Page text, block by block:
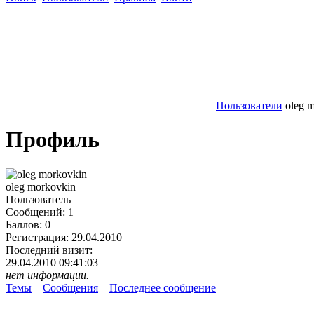
Пользователи oleg
Профиль
oleg morkovkin
Пользователь
Сообщений: 1
Баллов: 0
Регистрация: 29.04.2010
Последний визит:
29.04.2010 09:41:03
нет информации.
Темы
Сообщения Последнее сообщение